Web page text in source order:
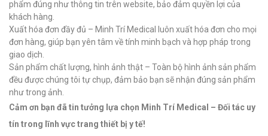
phẩm đúng như thông tin trên website, bảo đảm quyền lợi của
khách hàng.
Xuất hóa đơn đầy đủ – Minh Trí Medical luôn xuất hóa đơn cho mọi
đơn hàng, giúp bạn yên tâm về tính minh bạch và hợp pháp trong
giao dịch.
Sản phẩm chất lượng, hình ảnh thật – Toàn bộ hình ảnh sản phẩm
đều được chúng tôi tự chụp, đảm bảo bạn sẽ nhận đúng sản phẩm
như trong ảnh.
Cảm ơn bạn đã tin tưởng lựa chọn Minh Trí Medical – Đối tác uy
tín trong lĩnh vực trang thiết bị y tế!